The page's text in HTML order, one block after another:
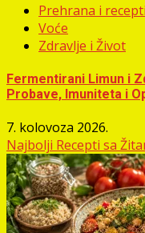
Prehrana i recepti
Voće
Zdravlje i Život
Fermentirani Limun i
Probave, Imuniteta i
7. kolovoza 2026.
Najbolji Recepti sa